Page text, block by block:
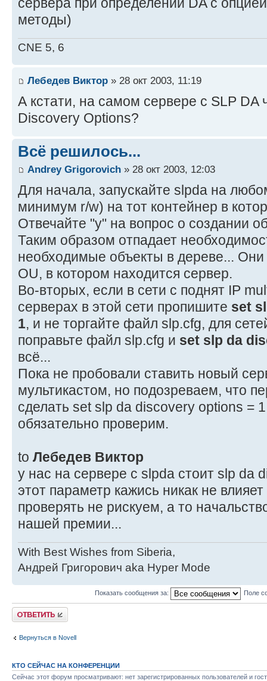
методы)
CNE 5, 6
Лебедев Виктор » 28 окт 2003, 11:19
А кстати, на самом сервере с SLP DA
Discovery Options?
Всё решилось...
Andrey Grigorovich » 28 окт 2003, 12:03
Для начала, запускайте slpda на
минимум r/w) на тот контейнер в
Отвечайте "y" на вопрос о создании
Таким образом отпадает
необходимые объекты в дереве... Они
OU, в котором находится сервер.
Во-вторых, если в сети с поднят IP
серверах в этой сети пропишите set
1, и не торгайте файл slp.cfg, для
поправьте файл slp.cfg и set slp da
всё...
Пока не пробовали ставить новый
мультикастом, но подозреваем, что
сделать set slp da discovery options =
обязательно проверим.
to Лебедев Виктор
у нас на сервере с slpda стоит slp da
этот параметр кажись никак не
проверять не рискуем, а то
нашей премии...
With Best Wishes from Siberia,
Андрей Григорович aka Hyper Mode
Показать сообщения за: Поле
Ответить
Вернуться в Novell
КТО СЕЙЧАС НА КОНФЕРЕНЦИИ
Сейчас этот форум просматривают: нет зарегистрированных пользователей и